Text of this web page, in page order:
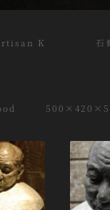
K 石膏、